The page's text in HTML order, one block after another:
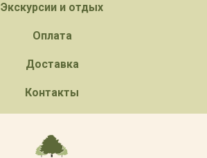
Экскурсии и отдых
Оплата
Доставка
Контакты